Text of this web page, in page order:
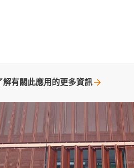
解有關此應用的更多資訊